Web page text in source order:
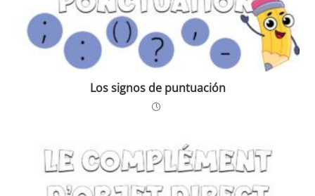
Los signos de puntuación